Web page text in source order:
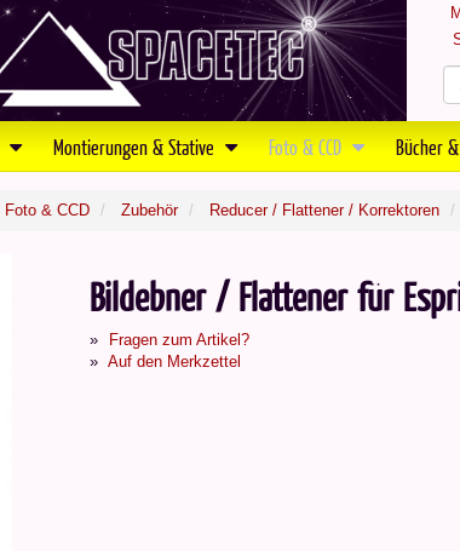
Montierungen & Stative Foto & CCD Bücher
Foto & CCD Zubehör Reducer / Flattener / Korrektoren
Bildebner / Flattener für
Fragen zum Artikel?
Auf den Merkzettel